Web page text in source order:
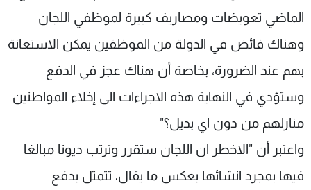
الماضي تعويضات ومصاريف كبيرة لموظفي اللجان
وهناك فائض في الدولة من الموظفين يمكن الاستعانة
بهم عند الضرورة، بخاصة أن هناك عجز في الدفع
وستؤدي في النهاية هذه الاجراءات الى إخلاء المواطنين
منازلهم من دون اي بديل؟"
واعتبر أن "الاخطر ان اللجان ستقرر وترتب ديونا مبالغا
فيها بمجرد انشائها بعكس ما يقال، تتمثل بدفع